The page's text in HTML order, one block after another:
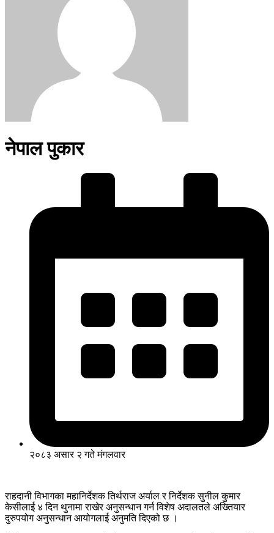
नेपाल पुकार
२०८३ असार २ गते मंगलवार
राहदानी विभागका महानिर्देशक तिर्थराज अर्याल र निर्देशक सुनील कुमार
केसीलाई ४ दिन थुनामा राखेर अनुसन्धान गर्न विशेष अदालतले अख्तियार
दुरुपयोग अनुसन्धान आयोगलाई अनुमति दिएको छ ।